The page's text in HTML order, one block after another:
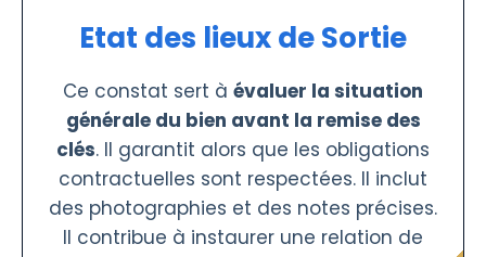
Etat des lieux de Sortie
Ce constat sert à évaluer la situation
générale du bien avant la remise des
clés. Il garantit alors que les obligations
contractuelles sont respectées. Il inclut
des photographies et des notes précises.
Il contribue à instaurer une relation de